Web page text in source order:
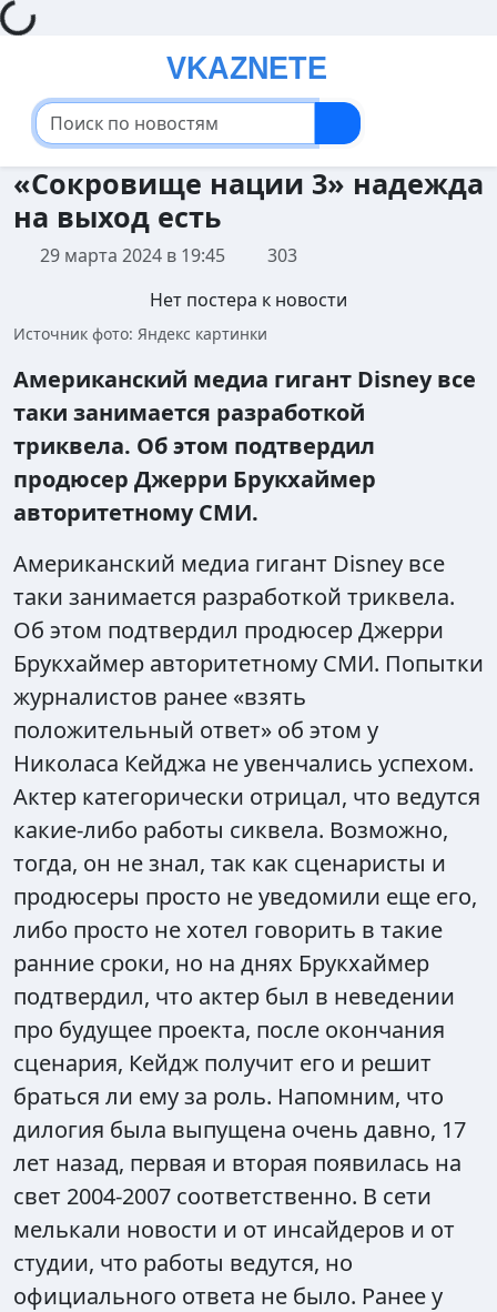
Loading...
«Сокровище нации 3» надежда
на выход есть
29 марта 2024 в 19:45
303
Нет постера к новости
Источник фото: Яндекс картинки
Американский медиа гигант Disney все
таки занимается разработкой
триквела. Об этом подтвердил
продюсер Джерри Брукхаймер
авторитетному СМИ.
Американский медиа гигант Disney все
таки занимается разработкой триквела.
Об этом подтвердил продюсер Джерри
Брукхаймер авторитетному СМИ. Попытки
журналистов ранее «взять
положительный ответ» об этом у
Николаса Кейджа не увенчались успехом.
Актер категорически отрицал, что ведутся
какие-либо работы сиквела. Возможно,
тогда, он не знал, так как сценаристы и
продюсеры просто не уведомили еще его,
либо просто не хотел говорить в такие
ранние сроки, но на днях Брукхаймер
подтвердил, что актер был в неведении
про будущее проекта, после окончания
сценария, Кейдж получит его и решит
браться ли ему за роль. Напомним, что
дилогия была выпущена очень давно, 17
лет назад, первая и вторая появилась на
свет 2004-2007 соответственно. В сети
мелькали новости и от инсайдеров и от
студии, что работы ведутся, но
официального ответа не было. Ранее у